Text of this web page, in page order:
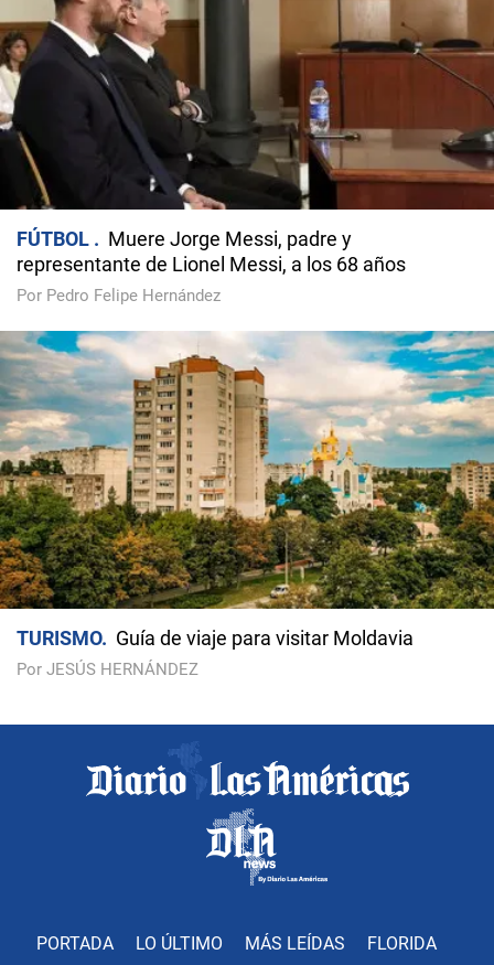
FÚTBOL
Muere Jorge Messi, padre y
representante de Lionel Messi, a los 68 años
Por Pedro Felipe Hernández
TURISMO Guía de viaje para visitar Moldavia
Por JESÚS HERNÁNDEZ
PORTADA LO ÚLTIMO MÁS LEÍDAS FLORIDA